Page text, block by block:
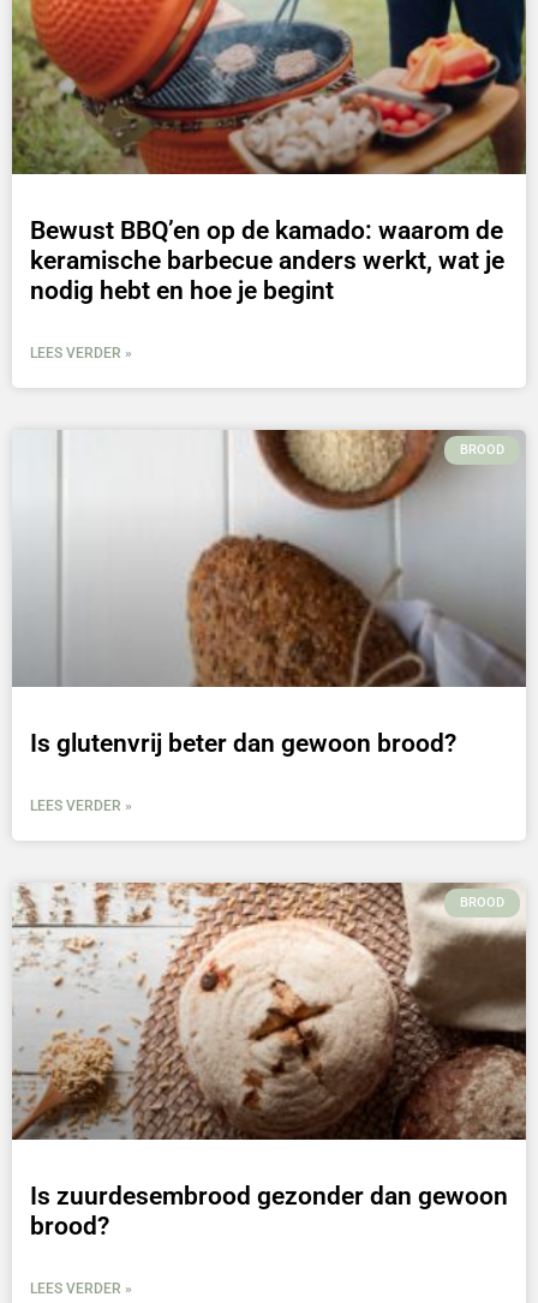
Bewust BBQ’en op de kamado: waarom de
keramische barbecue anders werkt, wat je
nodig hebt en hoe je begint
LEES VERDER »
BROOD
Is glutenvrij beter dan gewoon brood?
LEES VERDER »
BROOD
Is zuurdesembrood gezonder dan gewoon
brood?
LEES VERDER »